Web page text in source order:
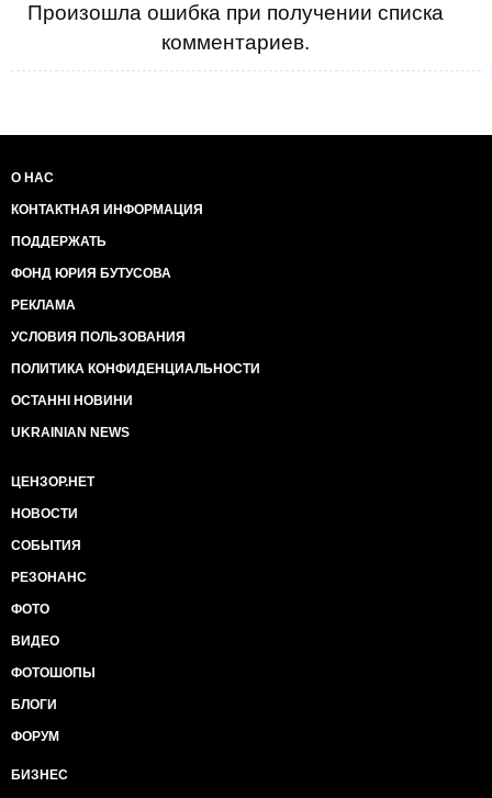
Произошла ошибка при получении списка
комментариев.
О НАС
КОНТАКТНАЯ ИНФОРМАЦИЯ
ПОДДЕРЖАТЬ
ФОНД ЮРИЯ БУТУСОВА
РЕКЛАМА
УСЛОВИЯ ПОЛЬЗОВАНИЯ
ПОЛИТИКА КОНФИДЕНЦИАЛЬНОСТИ
ОСТАННІ НОВИНИ
UKRAINIAN NEWS
ЦЕНЗОР.НЕТ
НОВОСТИ
СОБЫТИЯ
РЕЗОНАНС
ФОТО
ВИДЕО
ФОТОШОПЫ
БЛОГИ
ФОРУМ
БИЗНЕС